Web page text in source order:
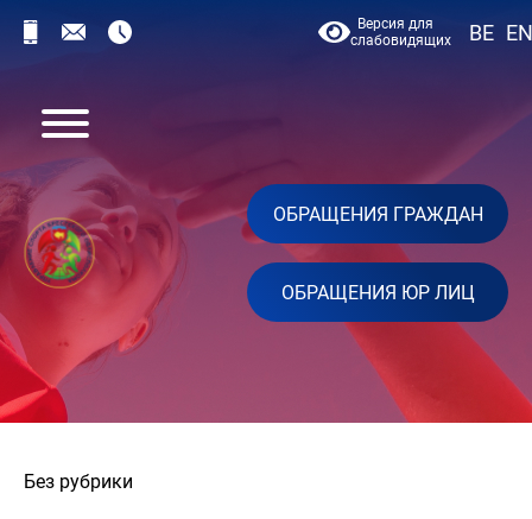
Версия для
слабовидящих
BE EN
ОБРАЩЕНИЯ ГРАЖДАН
ОБРАЩЕНИЯ ЮР ЛИЦ
Без рубрики